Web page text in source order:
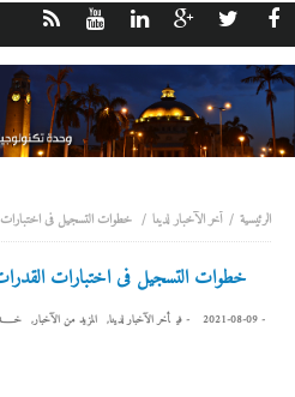
أخر الآخبار لدينا خطوات التسجيل فى اختبارات
خطوات التسجيل فى اختبارات القدرات للعام
-
2021-08-09 - ‎في أخر الآخبار لدينا, المزيد من الآخبار,